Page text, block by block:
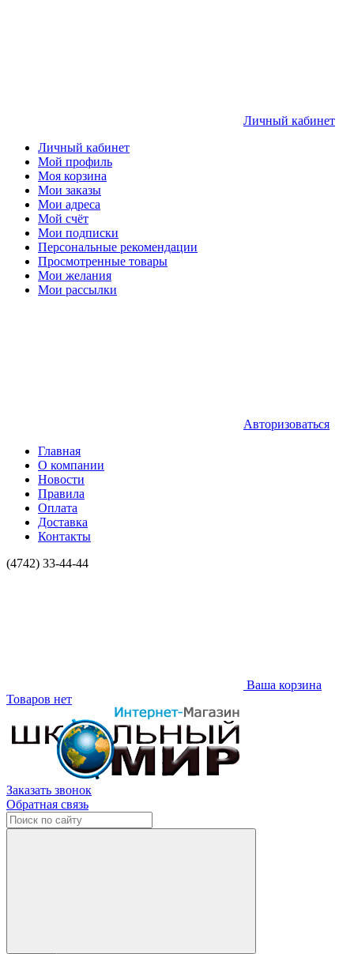
Личный кабинет
Личный кабинет
Мой профиль
Моя корзина
Мои заказы
Мои адреса
Мой счёт
Мои подписки
Персональные рекомендации
Просмотренные товары
Мои желания
Мои рассылки
Авторизоваться
Главная
О компании
Новости
Правила
Оплата
Доставка
Контакты
(4742) 33-44-44
Ваша корзина
Товаров нет
Заказать звонок
Обратная связь